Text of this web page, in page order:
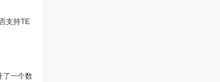
支持TE
了一个数